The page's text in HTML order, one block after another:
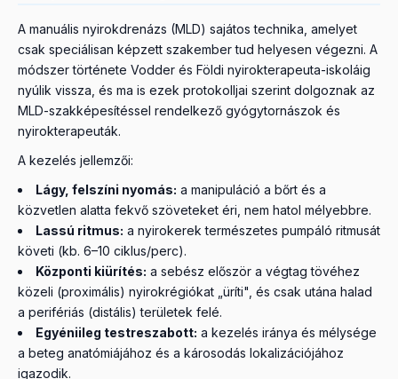
A manuális nyirokdrenázs (MLD) sajátos technika, amelyet
csak speciálisan képzett szakember tud helyesen végezni. A
módszer története Vodder és Földi nyirokterapeuta-iskoláig
nyúlik vissza, és ma is ezek protokolljai szerint dolgoznak az
MLD-szakképesítéssel rendelkező gyógytornászok és
nyirokterapeuták.
A kezelés jellemzői:
Lágy, felszíni nyomás: a manipuláció a bőrt és a
közvetlen alatta fekvő szöveteket éri, nem hatol mélyebbre.
Lassú ritmus: a nyirokerek természetes pumpáló ritmusát
követi (kb. 6–10 ciklus/perc).
Központi kiürítés: a sebész először a végtag tövéhez
közeli (proximális) nyirokrégiókat „üríti", és csak utána halad
a perifériás (distális) területek felé.
Egyéniileg testreszabott: a kezelés iránya és mélysége
a beteg anatómiájához és a károsodás lokalizációjához
igazodik.